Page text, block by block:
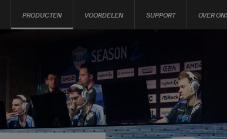
PRODUCTEN VOORDELEN SUPPORT OVER